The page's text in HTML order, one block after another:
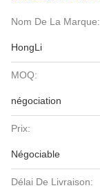
Nom De La Marque:
HongLi
MOQ:
négociation
Prix:
Négociable
Délai De Livraison: